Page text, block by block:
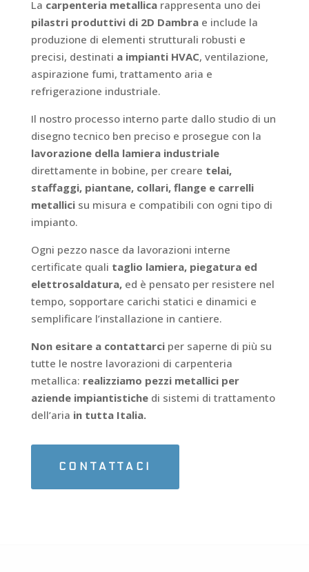
La carpenteria metallicarappresenta uno dei
pilastri produttivi di 2D Dambra e include la
produzione di elementi strutturali robusti e
precisi, destinati a impianti HVAC, ventilazione,
aspirazione fumi, trattamento aria e
refrigerazione industriale.
Il nostro processo interno parte dallo studio di un
disegno tecnico ben preciso e prosegue con la
lavorazione della lamiera industriale
direttamente in bobine, per creare telai,
staffaggi, piantane, collari, flange e carrelli
metallicisu misura e compatibili con ogni tipo di
impianto.
Ogni pezzo nasce da lavorazioni interne
certificate quali taglio lamiera, piegatura ed
elettrosaldatura,ed è pensato per resistere nel
tempo, sopportare carichi statici e dinamici e
semplificare l’installazione in cantiere.
Non esitare a contattarci per saperne di più su
tutte le nostre lavorazioni di carpenteria
metallica: realizziamo pezzi metallici per
aziende impiantistichedi sistemi di trattamento
dell’aria in tutta Italia.
CONTATTACI